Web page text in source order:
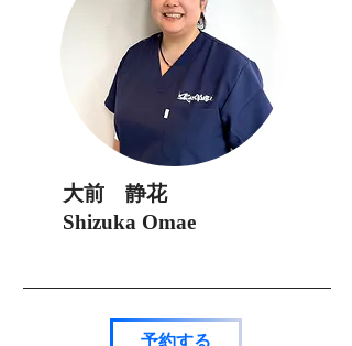
大前 静花
Shizuka Omae
予約する